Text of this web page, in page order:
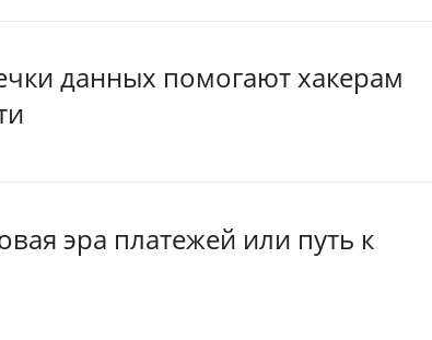
данных помогают хакерам
эра платежей или путь к